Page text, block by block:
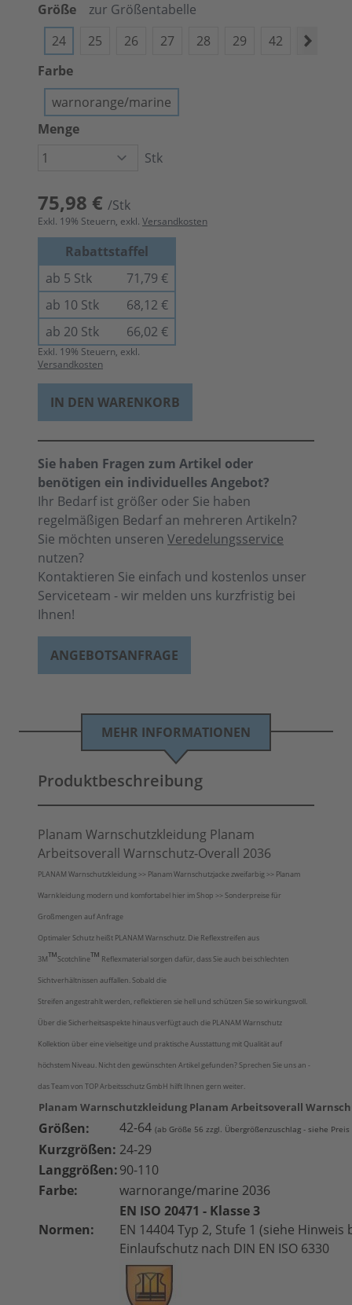
Größe
zur Größentabelle
24
25 26 27 28 29 42 44
Farbe
warnorange/marine
Menge
Stk
75,98 € /Stk
Exkl. 19% Steuern, exkl. Versandkosten
Rabattstaffel
ab 5 Stk
71,79 €
ab 10 Stk
68,12 €
ab 20 Stk
66,02 €
Exkl. 19% Steuern, exkl.
Versandkosten
IN DEN WARENKORB
Sie haben Fragen zum Artikel oder
benötigen ein individuelles Angebot?
Ihr Bedarf ist größer oder Sie haben
regelmäßigen Bedarf an mehreren Artikeln?
Sie möchten unseren Veredelungsservice
nutzen?
Kontaktieren Sie einfach und kostenlos unser
Serviceteam - wir melden uns kurzfristig bei
Ihnen!
ANGEBOTSANFRAGE
MEHR INFORMATIONEN
Produktbeschreibung
Planam Warnschutzkleidung Planam
Arbeitsoverall Warnschutz-Overall 2036
PLANAM Warnschutzkleidung >> Planam Warnschutzjacke zweifarbig >> Planam
Warnkleidung modern und komfortabel hier im Shop >> Sonderpreise für
Großmengen auf Anfrage
Optimaler Schutz heißt PLANAM Warnschutz. Die Reflexstreifen aus
3M™Scotchline™ Reflexmaterial sorgen dafür, dass Sie auch bei schlechten
Sichtverhältnissen auffallen. Sobald die
Streifen angestrahlt werden, reflektieren sie hell und schützen Sie so wirkungsvoll.
Über die Sicherheitsaspekte hinaus verfügt auch die PLANAM Warnschutz
Kollektion über eine vielseitige und praktische Ausstattung mit Qualität auf
höchstem Niveau. Nicht den gewünschten Artikel gefunden? Sprechen Sie uns an -
das Team von TOP Arbeitsschutz GmbH hilft Ihnen gern weiter.
Planam Warnschutzkleidung Planam Arbeitsoverall
Größen: 42-64 (ab Größe 56 zzgl. Übergrößenzuschlag - siehe
Kurzgrößen: 24-29
Langgrößen:90-110
Farbe:
warnorange/marine 2036
Normen:
EN ISO 20471 - Klasse 3
EN 14404 Typ 2, Stufe 1 (siehe
Einlaufschutz nach DIN EN ISO 6330